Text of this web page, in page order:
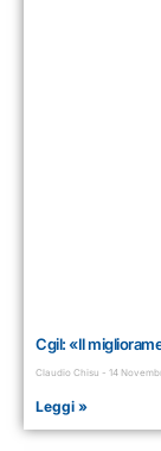
Cgil: «Il
Claudio Chisu 14
Leggi »